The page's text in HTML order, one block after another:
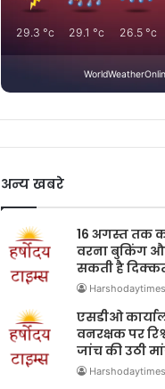
29.3 °c 29.1 °c 26.5°c
अन्य खबरे
16 अगस्त तक
वरना बुकिंग
सकती है
Harshodaytimes
एसडीओ
वनरक्षक पर
जांच की उठी
Harshodaytimes